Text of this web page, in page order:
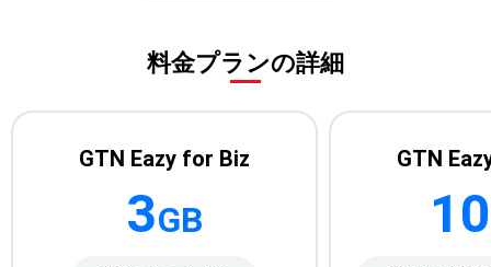
料金プランの詳細
GTN Eazy for Biz
3GB
GTN
10